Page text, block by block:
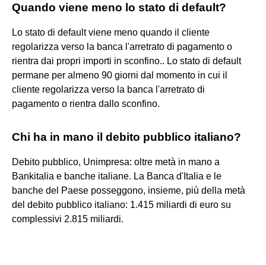
Quando viene meno lo stato di default?
Lo stato di default viene meno quando il cliente
regolarizza verso la banca l'arretrato di pagamento o
rientra dai propri importi in sconfino.. Lo stato di default
permane per almeno 90 giorni dal momento in cui il
cliente regolarizza verso la banca l'arretrato di
pagamento o rientra dallo sconfino.
Chi ha in mano il debito pubblico italiano?
Debito pubblico, Unimpresa: oltre metà in mano a
Bankitalia e banche italiane. La Banca d'Italia e le
banche del Paese posseggono, insieme, più della metà
del debito pubblico italiano: 1.415 miliardi di euro su
complessivi 2.815 miliardi.